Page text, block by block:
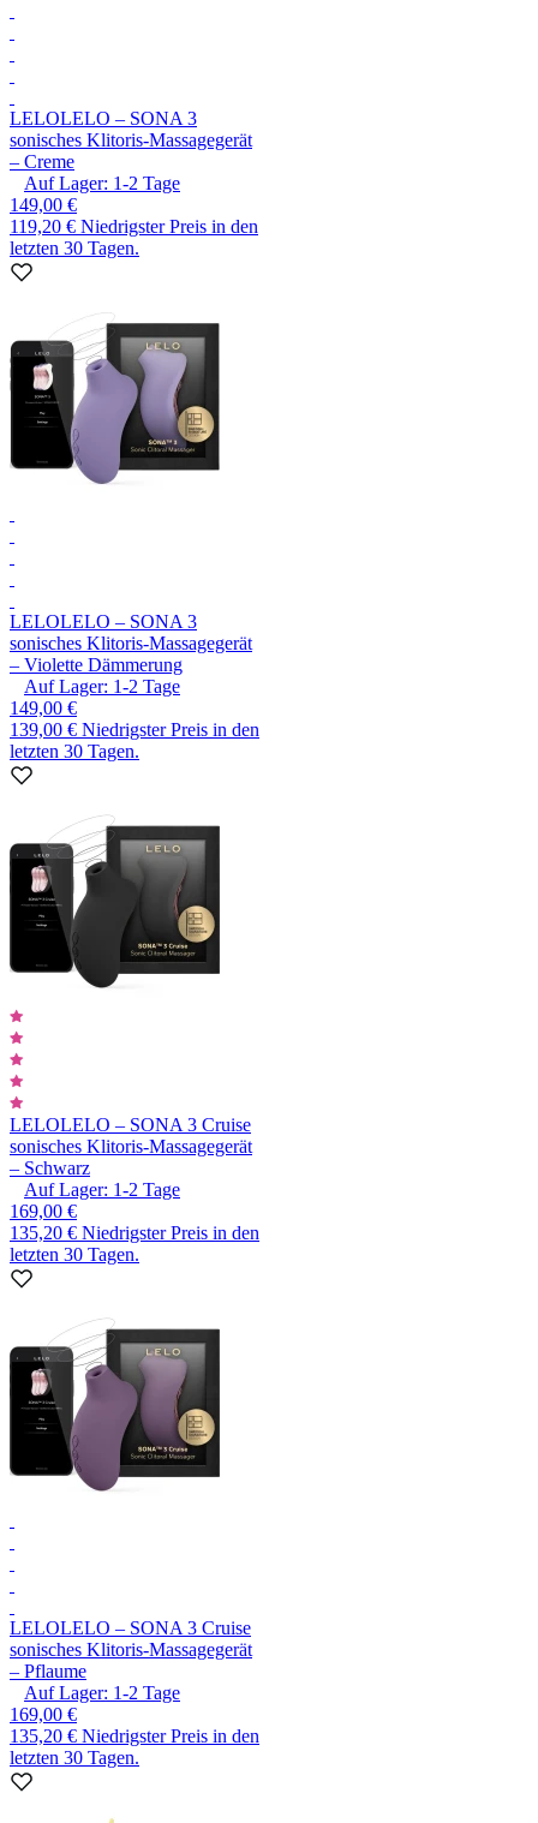
LELOLELO – SONA 3
sonisches Klitoris-Massagegerät
– Creme
Auf Lager: 1-2 Tage
149,00 €
119,20 € Niedrigster Preis in den
letzten 30 Tagen.
LELOLELO – SONA 3
sonisches Klitoris-Massagegerät
– Violette Dämmerung
Auf Lager: 1-2 Tage
149,00 €
139,00 € Niedrigster Preis in den
letzten 30 Tagen.
LELOLELO – SONA 3 Cruise
sonisches Klitoris-Massagegerät
– Schwarz
Auf Lager: 1-2 Tage
169,00 €
135,20 € Niedrigster Preis in den
letzten 30 Tagen.
LELOLELO – SONA 3 Cruise
sonisches Klitoris-Massagegerät
– Pflaume
Auf Lager: 1-2 Tage
169,00 €
135,20 € Niedrigster Preis in den
letzten 30 Tagen.